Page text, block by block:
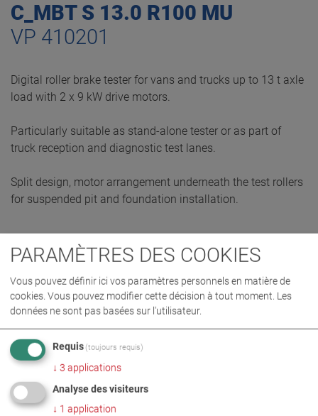
C_MBT S 13.0 R100 MU
VP 410201
Digital roller brake tester for vans and trucks up to 13 t axle
load with 2 x 9 kW drive motors.
Particularly suitable as stand-alone tester or as part of
truck reception and diagnostic test lanes.
Split design, motor arrangement underneath the test rollers
for suspended pit and foundation installation.
DEMANDE D’OFFRE
PARAMÈTRES DES COOKIES
Vous pouvez définir ici vos paramètres personnels en matière de
cookies. Vous pouvez modifier cette décision à tout moment. Les
données ne sont pas basées sur l'utilisateur.
Requis (toujours requis)
↓ 3 applications
Analyse des visiteurs
↓ 1 application